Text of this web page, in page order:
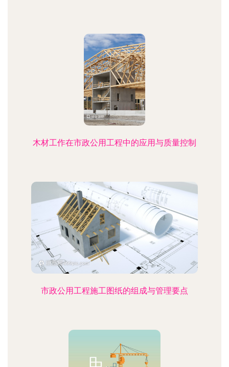
木材工作在市政公用工程中的应用与质量控制
市政公用工程施工图纸的组成与管理要点